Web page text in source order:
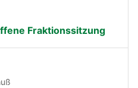
Fraktionssitzung